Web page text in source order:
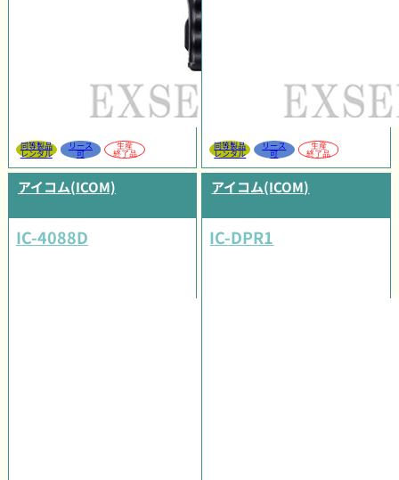
同等製品
レンタル
リース
可
生産
終了品
同等製品
レンタル
リース
可
生産
終了品
アイコム(ICOM)
IC-4088D
アイコム(ICOM)
IC-DPR1